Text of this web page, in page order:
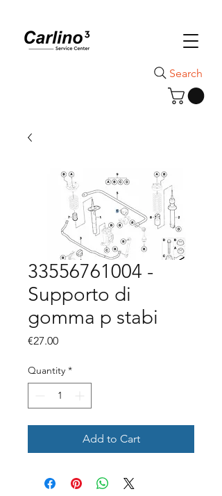
Search
33556761004 -
Supporto di
gomma p stabi
€27.00Price
Quantity *
Add to Cart